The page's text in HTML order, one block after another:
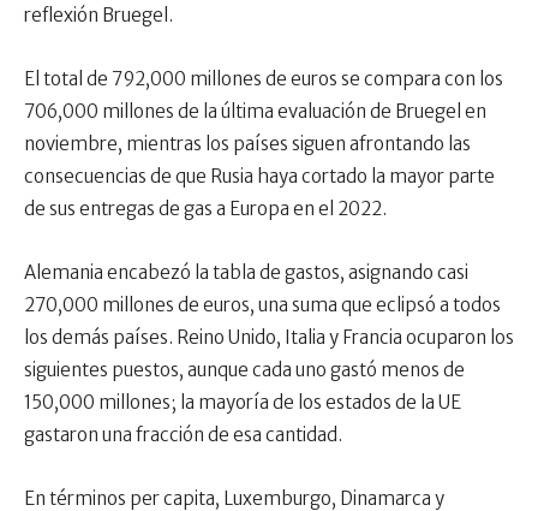
reflexión Bruegel.
El total de 792,000 millones de euros se compara con los
706,000 millones de la última evaluación de Bruegel en
noviembre, mientras los países siguen afrontando las
consecuencias de que Rusia haya cortado la mayor parte
de sus entregas de gas a Europa en el 2022.
Alemania encabezó la tabla de gastos, asignando casi
270,000 millones de euros, una suma que eclipsó a todos
los demás países. Reino Unido, Italia y Francia ocuparon los
siguientes puestos, aunque cada uno gastó menos de
150,000 millones; la mayoría de los estados de la UE
gastaron una fracción de esa cantidad.
En términos per capita, Luxemburgo, Dinamarca y